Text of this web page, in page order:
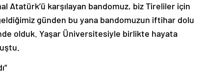
Atatürk’ü karşılayan bandomuz, biz Tireliler için
günden bu yana bandomuzun iftihar dolu
olduk. Yaşar Üniversitesiyle birlikte hayata